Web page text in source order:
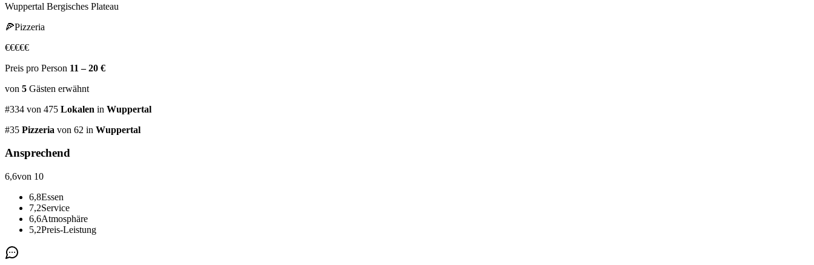
Wuppertal Bergisches Plateau
🍕Pizzeria
€€€€€
Preis pro Person 11 – 20 €
von 5 Gästen erwähnt
#334 von 475 Lokalen in Wuppertal
#35 Pizzeria von 62 in Wuppertal
Ansprechend
6,6von 10
6,8Essen
7,2Service
6,6Atmosphäre
5,2Preis-Leistung